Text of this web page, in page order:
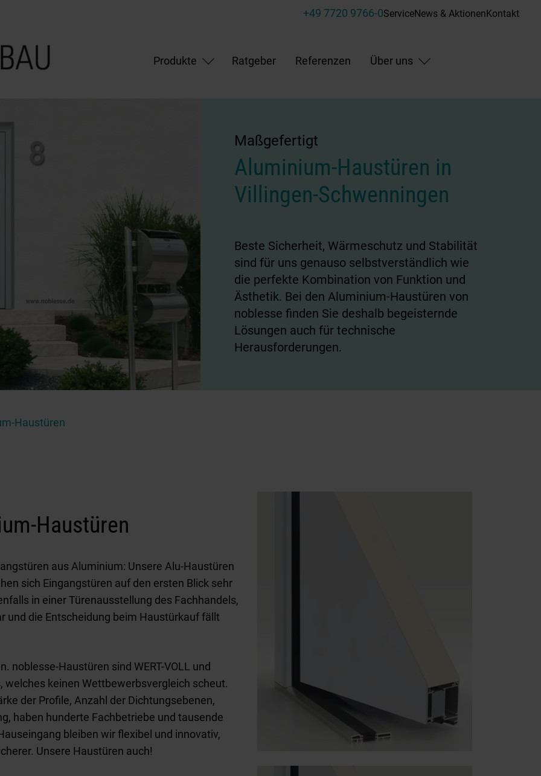
+49 7720 9766-0ServiceNews & AktionenKontakt
Produkte Ratgeber Referenzen Über uns
Haustüren
Maßgefertigt
Aluminium-Haustüren in
Villingen-Schwenningen
Beste Sicherheit, Wärmeschutz und Stabilität
sind für uns genauso selbstverständlich wie
die perfekte Kombination von Funktion und
Ästhetik. Bei den Aluminium-Haustüren von
noblesse finden Sie deshalb begeisternde
Lösungen auch für technische
Herausforderungen.
Haustüren
aus Aluminium: Unsere Alu-Haustüren
sich Eingangstüren auf den ersten Blick sehr
in einer Türenausstellung des Fachhandels,
und die Entscheidung beim Haustürkauf fällt
noblesse-Haustüren sind WERT-VOLL und
welches keinen Wettbewerbsvergleich scheut.
der Profile, Anzahl der Dichtungsebenen,
haben hunderte Fachbetriebe und tausende
bleiben wir flexibel und innovativ,
Unsere Haustüren auch!